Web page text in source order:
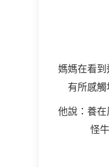
媽媽在看到
有所感觸
他說：養
怪